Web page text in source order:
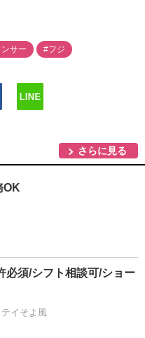
サー #フジ
さらに見る
OK
必須/シフト相談可/ショー
イそよ風